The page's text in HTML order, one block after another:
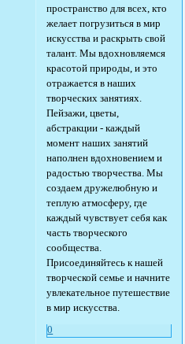
пространство для всех, кто
желает погрузиться в мир
искусства и раскрыть свой
талант. Мы вдохновляемся
красотой природы, и это
отражается в наших
творческих занятиях.
Пейзажи, цветы,
абстракции - каждый
момент наших занятий
наполнен вдохновением и
радостью творчества. Мы
создаем дружелюбную и
теплую атмосферу, где
каждый чувствует себя как
часть творческого
сообщества.
Присоединяйтесь к нашей
творческой семье и начните
увлекательное путешествие
в мир искусства.
0